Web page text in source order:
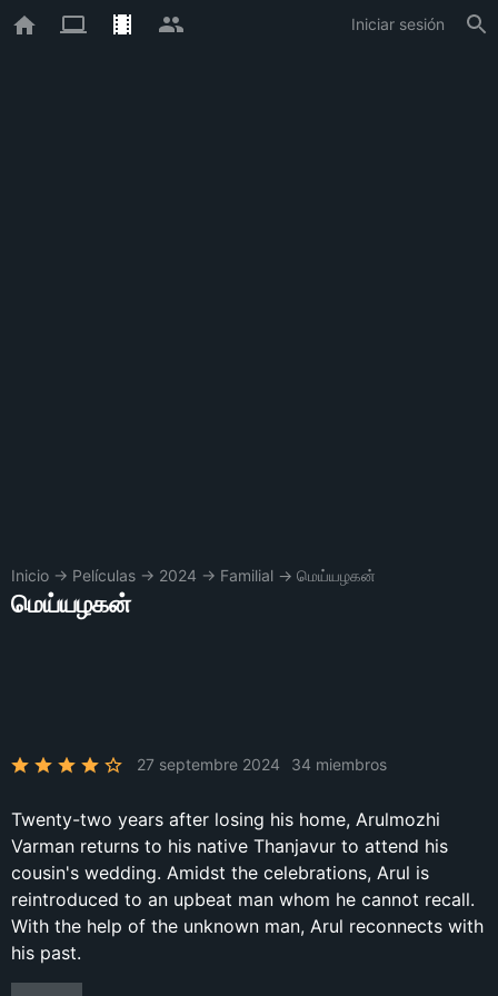
Iniciar sesión
Inicio → Películas → 2024 → Familial → மெய்யழகன்
மெய்யழகன்
27 septembre 2024 34 miembros
Twenty-two years after losing his home, Arulmozhi
Varman returns to his native Thanjavur to attend his
cousin's wedding. Amidst the celebrations, Arul is
reintroduced to an upbeat man whom he cannot recall.
With the help of the unknown man, Arul reconnects with
his past.